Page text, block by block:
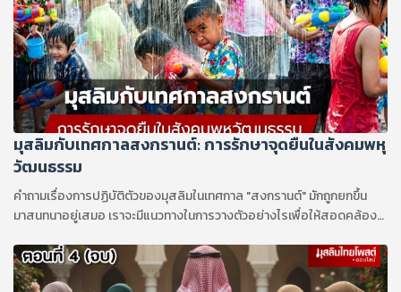
มุสลิมกับเทศกาลสงกรานต์: การรักษาจุดยืนในสังคมพหุ
วัฒนธรรม
คำถามเรื่องการปฏิบัติตัวของมุสลิมในเทศกาล "สงกรานต์" มักถูกยกขึ้น
มาสนทนาอยู่เสมอ เราจะมีแนวทางในการวางตัวอย่างไรเพื่อให้สอดคล้อง